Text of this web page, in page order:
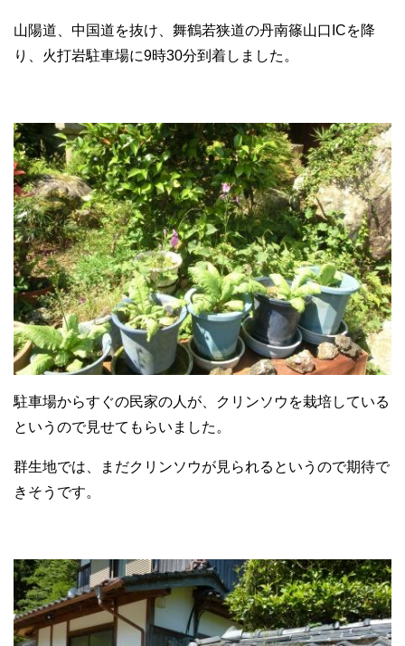
山陽道、中国道を抜け、舞鶴若狭道の丹南篠山口ICを降
り、火打岩駐車場に9時30分到着しました。
駐車場からすぐの民家の人が、クリンソウを栽培している
というので見せてもらいました。
群生地では、まだクリンソウが見られるというので期待で
きそうです。